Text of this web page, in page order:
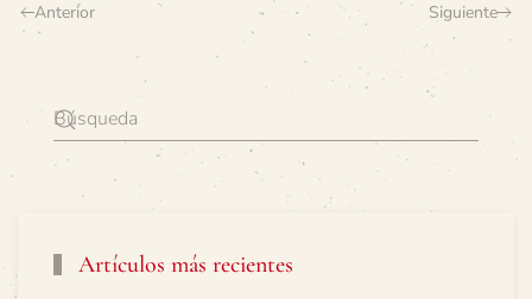
Anterior Siguiente
Artículos más recientes